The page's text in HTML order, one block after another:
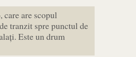
care are scopul
tranzit spre punctul de
Este un drum